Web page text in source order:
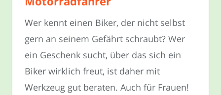
Wer kennt einen Biker, der nicht selbst
gern an seinem Gefährt schraubt? Wer
ein Geschenk sucht, über das sich ein
Biker wirklich freut, ist daher mit
Werkzeug gut beraten. Auch für Frauen!